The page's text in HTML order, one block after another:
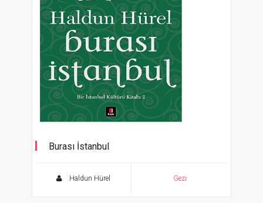
Burası İstanbul
Haldun Hürel Gezi